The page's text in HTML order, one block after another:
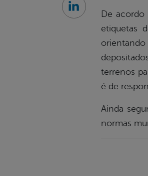
De acordo
etiquetas
terrenos
é de
Ainda
normas
Linkedin